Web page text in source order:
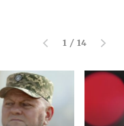
1 / 14